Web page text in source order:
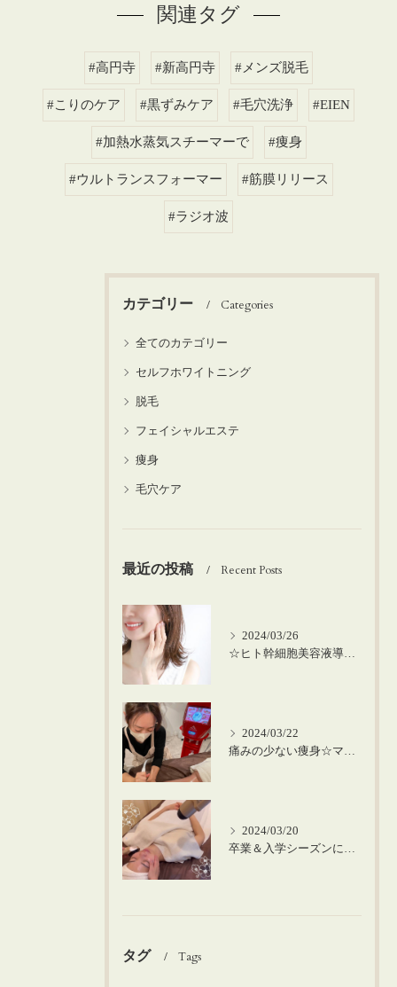
関連タグ
#高円寺 #新高円寺 #メンズ脱毛
#こりのケア #黒ずみケア #毛穴洗浄 #EIEN
#加熱水蒸気スチーマーで #痩身
#ウルトランスフォーマー #筋膜リリース
#ラジオ波
カテゴリー Categories
全てのカテゴリー
セルフホワイトニング
脱毛
フェイシャルエステ
痩身
毛穴ケア
最近の投稿 Recent Posts
2024/03/26
☆ヒト幹細胞美容液導入の美肌顔脱毛☆
2024/03/22
痛みの少ない痩身☆マシーンを使った筋膜リリース！
2024/03/20
卒業＆入学シーズンにお肌のメンテナンスを♪
タグ Tags